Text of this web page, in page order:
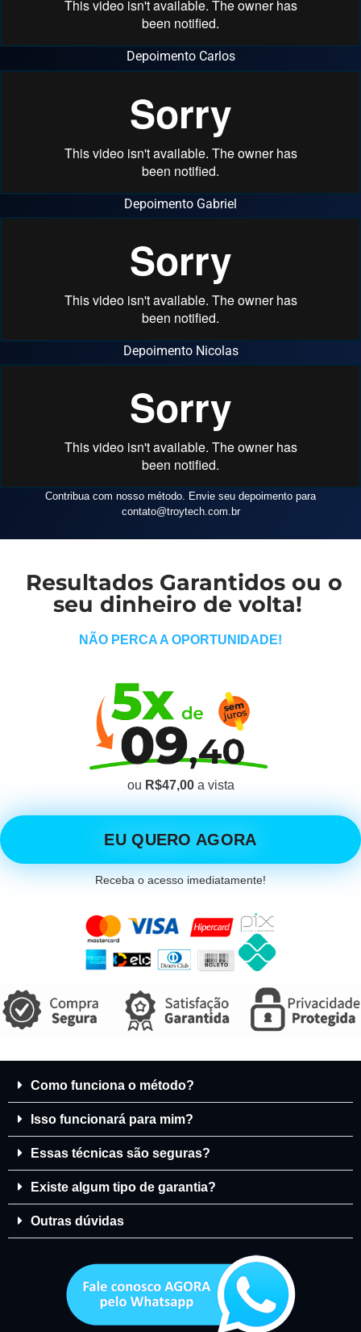
Depoimento Carlos
Depoimento Gabriel
Depoimento Nicolas
Contribua com nosso método. Envie seu depoimento para
contato@troytech.com.br
Resultados Garantidos ou o
seu dinheiro de volta!
NÃO PERCA A OPORTUNIDADE!
ou R$47,00a vista
EU QUERO AGORA
Receba o acesso imediatamente!
Como funciona o método?
Isso funcionará para mim?
Essas técnicas são seguras?
Existe algum tipo de garantia?
Outras dúvidas